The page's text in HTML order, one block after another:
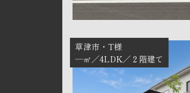
草津市
T様
―㎡
4LDK ２階建て